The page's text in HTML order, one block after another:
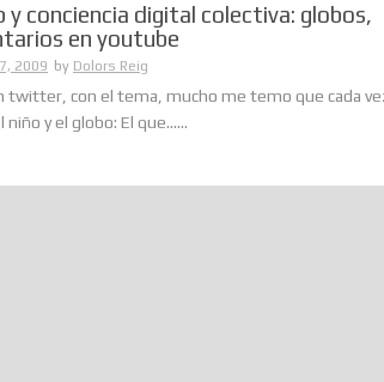
y conciencia digital colectiva: globos,
en youtube
2009 by Dolors Reig
twitter, con el tema, mucho me temo que cada
y el globo: El que......